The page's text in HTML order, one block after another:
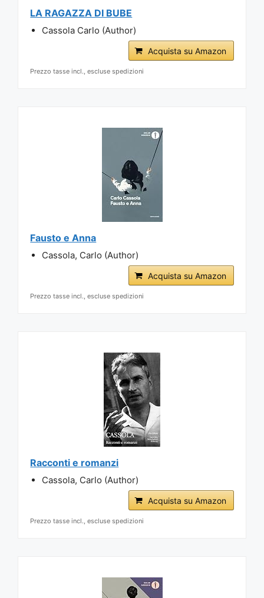
LA RAGAZZA DI BUBE
Cassola Carlo (Author)
Acquista su Amazon
Prezzo tasse incl., escluse spedizioni
Fausto e Anna
Cassola, Carlo (Author)
Acquista su Amazon
Prezzo tasse incl., escluse spedizioni
Racconti e romanzi
Cassola, Carlo (Author)
Acquista su Amazon
Prezzo tasse incl., escluse spedizioni